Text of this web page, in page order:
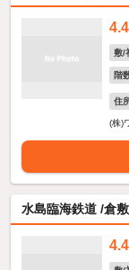
4.4
敷/
階
住
(株)
水島臨海鉄道 /倉
4.4